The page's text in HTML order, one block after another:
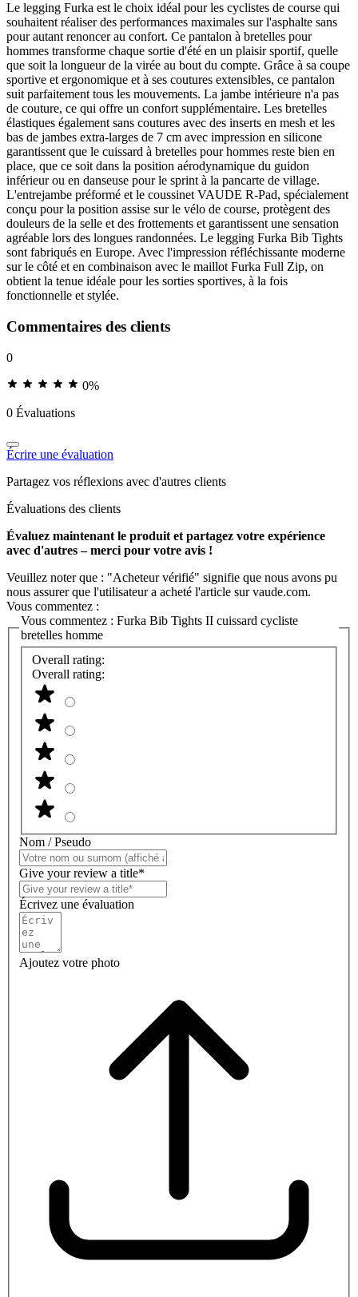
Le legging Furka est le choix idéal pour les cyclistes de course qui
souhaitent réaliser des performances maximales sur l'asphalte sans
pour autant renoncer au confort. Ce pantalon à bretelles pour
hommes transforme chaque sortie d'été en un plaisir sportif, quelle
que soit la longueur de la virée au bout du compte. Grâce à sa coupe
sportive et ergonomique et à ses coutures extensibles, ce pantalon
suit parfaitement tous les mouvements. La jambe intérieure n'a pas
de couture, ce qui offre un confort supplémentaire. Les bretelles
élastiques également sans coutures avec des inserts en mesh et les
bas de jambes extra-larges de 7 cm avec impression en silicone
garantissent que le cuissard à bretelles pour hommes reste bien en
place, que ce soit dans la position aérodynamique du guidon
inférieur ou en danseuse pour le sprint à la pancarte de village.
L'entrejambe préformé et le coussinet VAUDE R-Pad, spécialement
conçu pour la position assise sur le vélo de course, protègent des
douleurs de la selle et des frottements et garantissent une sensation
agréable lors des longues randonnées. Le legging Furka Bib Tights
sont fabriqués en Europe. Avec l'impression réfléchissante moderne
sur le côté et en combinaison avec le maillot Furka Full Zip, on
obtient la tenue idéale pour les sorties sportives, à la fois
fonctionnelle et stylée.
Commentaires des clients
0
0%
0 Évaluations
Écrire une évaluation
Partagez vos réflexions avec d'autres clients
Évaluations des clients
Évaluez maintenant le produit et partagez votre expérience
avec d'autres – merci pour votre avis !
Veuillez noter que : "Acheteur vérifié" signifie que nous avons pu
nous assurer que l'utilisateur a acheté l'article sur vaude.com.
Vous commentez :
Vous commentez : Furka Bib Tights II cuissard cycliste
bretelles homme
Overall rating:
Overall rating:
Nom / Pseudo
Give your review a title*
Écrivez une évaluation
Ajoutez votre photo